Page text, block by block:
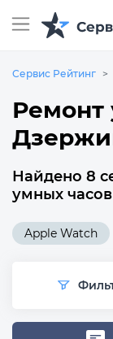
Сервис Рейтинг
Ремонт
Найдено 8
умных
Apple Watch